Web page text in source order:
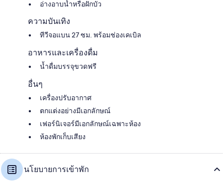
อ่างอาบน้ำหรือฝักบัว
ความบันเทิง
ทีวีจอแบน 27 ซม. พร้อมช่องเคเบิล
อาหารและเครื่องดื่ม
น้ำดื่มบรรจุขวดฟรี
อื่นๆ
เครื่องปรับอากาศ
ตกแต่งอย่างมีเอกลักษณ์
เฟอร์นิเจอร์มีเอกลักษณ์เฉพาะห้อง
ห้องพักเก็บเสียง
นโยบายการเข้าพัก